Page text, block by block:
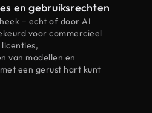
en gebruiksrechten
– echt of door AI
voor commercieel
van modellen en
een gerust hart kunt